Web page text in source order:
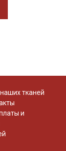
тканей
и